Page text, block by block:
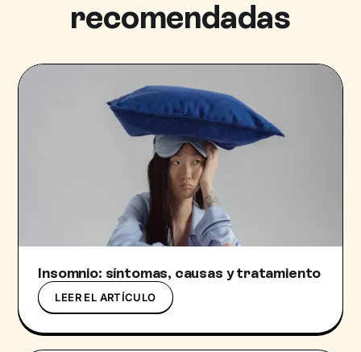
recomendadas
Insomnio: síntomas, causas y tratamiento
LEER EL ARTÍCULO